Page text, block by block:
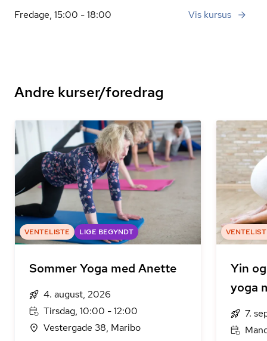
Fredage, 15:00 - 18:00 Vis kursus
Andre kurser/foredrag
VENTELISTE LIGE BEGYNDT
Sommer Yoga med Anette
4. august, 2026
Tirsdag, 10:00 - 12:00
Vestergade 38, Maribo
Yin
yoga
7.